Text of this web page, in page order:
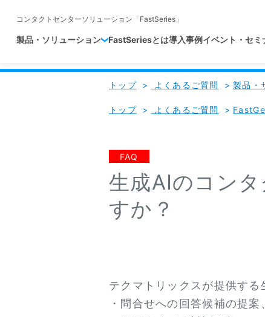
コンタクトセンターソリューション「FastSeries」
製品・ソリューション FastSeriesとは導入事例イベント・セミ
トップ > よくあるご質問 > 製品・
トップ > よくあるご質問 >
FAQ
生成AIのコン
すか？
テクマトリックスが提供す
・問合せへの回答候補の提案